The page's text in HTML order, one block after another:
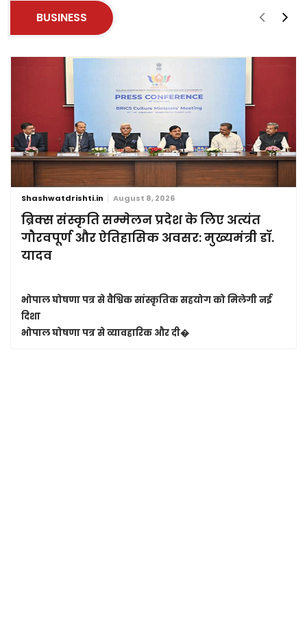
BUSINESS
Shashwatdrishti.in August 8, 2026
ब्रिक्स संस्कृति सम्मेलन प्रदेश के लिए अत्यंत
गौरवपूर्ण और ऐतिहासिक अवसर: मुख्यमंत्री डॉ.
यादव
भोपाल घोषणा पत्र से वैश्विक सांस्कृतिक सहयोग को मिलेगी नई
दिशा
भोपाल घोषणा पत्र से व्यावहारिक और दी�